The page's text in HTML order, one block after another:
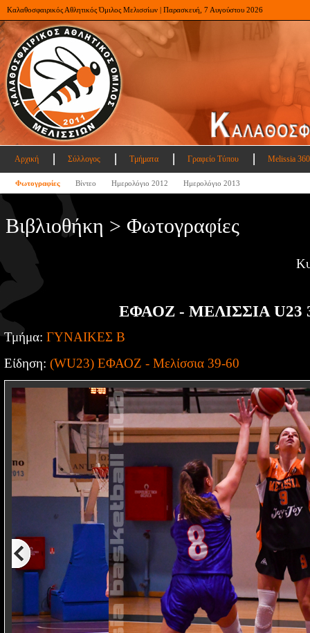
Καλαθοσφαιρικός Αθλητικός Όμιλος Μελισσίων | Παρασκευή, 7 Αυγούστου 2026
Αρχική Σύλλογος Τμήματα Γραφείο Τύπου Melissia
Φωτογραφίες Βίντεο Ημερολόγιο 2012 Ημερολόγιο 2013
Βιβλιοθήκη > Φωτογραφίες
ΕΦΑΟΖ - ΜΕΛΙΣΣΙΑ U23
Τμήμα: ΓΥΝΑΙΚΕΣ Β
Είδηση: (WU23) ΕΦΑΟΖ - Μελίσσια 39-60